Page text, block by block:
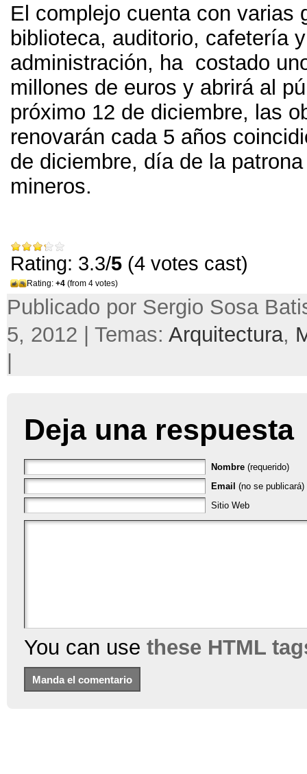
El complejo cuenta con varias
biblioteca, auditorio, cafetería y
administración, ha costado
millones de euros y abrirá al
próximo 12 de diciembre, las
renovarán cada 5 años
de diciembre, día de la
mineros.
Rating: 3.3/5 (4 votes cast)
Rating: +4 (from 4 votes)
Publicado por Sergio Sosa
5, 2012 | Temas: Arquitectura,
Deja una respuesta
Nombre (requerido)
Email (no se publicará)
Sitio Web
You can use these HTML